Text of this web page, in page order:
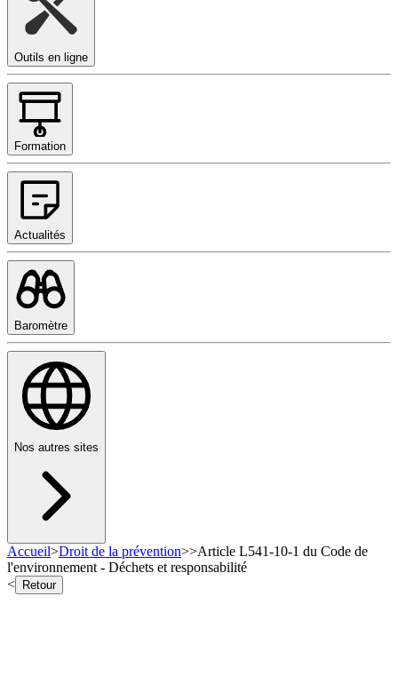
Outils en ligne
Formation
Actualités
Baromètre
Nos autres sites
Accueil>Droit de la prévention>>Article L541-10-1 du Code de
l'environnement - Déchets et responsabilité
<
Retour